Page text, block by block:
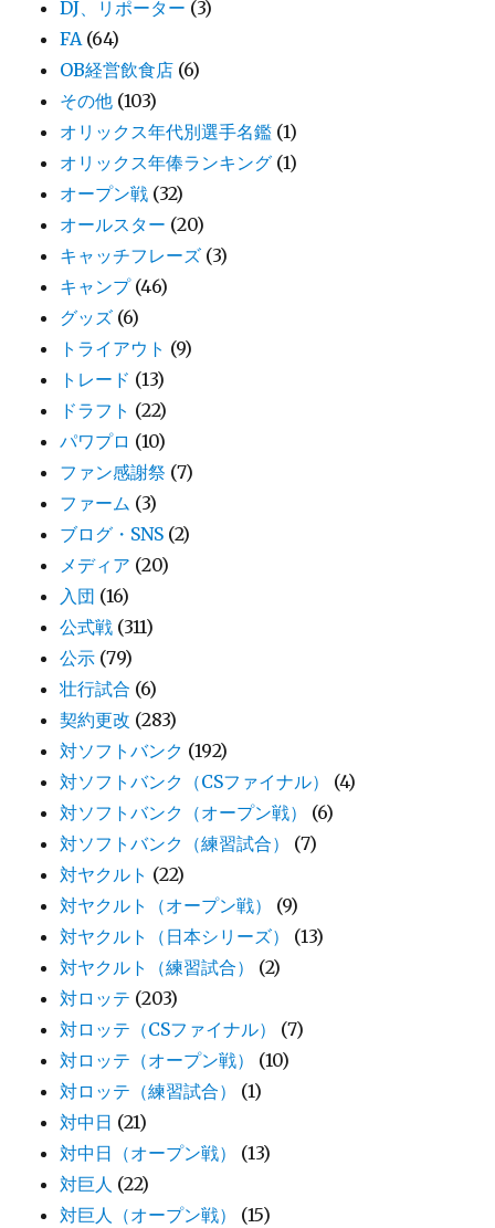
DJ、リポーター (3)
FA(64)
OB経営飲食店 (6)
その他 (103)
オリックス年代別選手名鑑 (1)
オリックス年俸ランキング (1)
オープン戦 (32)
オールスター (20)
キャッチフレーズ (3)
キャンプ(46)
グッズ (6)
トライアウト (9)
トレード (13)
ドラフト (22)
パワプロ (10)
ファン感謝祭 (7)
ファーム (3)
ブログ・SNS (2)
メディア (20)
入団 (16)
公式戦 (311)
公示 (79)
壮行試合 (6)
契約更改 (283)
対ソフトバンク (192)
対ソフトバンク（CSファイナル）
(4)
対ソフトバンク（オープン戦）
(6)
対ソフトバンク（練習試合）
(7)
対ヤクルト (22)
対ヤクルト（オープン戦）
(9)
対ヤクルト（日本シリーズ）
(13)
対ヤクルト（練習試合）
(2)
対ロッテ (203)
対ロッテ（CSファイナル）
(7)
対ロッテ（オープン戦）
(10)
対ロッテ（練習試合）
(1)
対中日 (21)
対中日（オープン戦）
(13)
対巨人 (22)
対巨人（オープン戦）
(15)